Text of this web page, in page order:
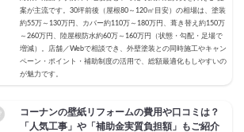
案が主流です。30坪前後（屋根80～120㎡目安）の相場は、塗装
約55万～130万円、カバー約110万～180万円、葺き替え約150万
～260万円、陸屋根防水約60万～160万円（状態・勾配・足場で
増減）。店舗／Webで相談でき、外壁塗装との同時施工やキャン
ペーン・ポイント・補助制度の活用で、総額最適化もしやすいの
が魅力です。
コーナンの壁紙リフォームの費用や口コミは？
「人気工事」や「補助金実質負担額」もご紹介